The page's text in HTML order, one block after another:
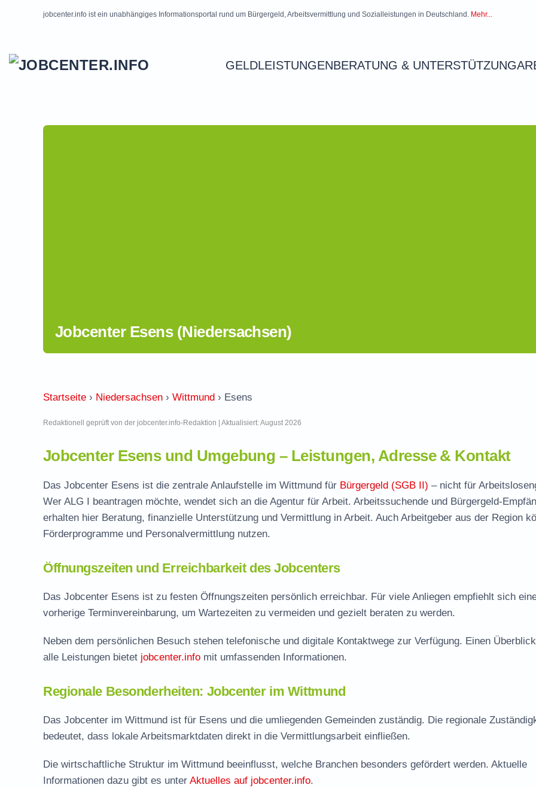
jobcenter.info ist ein unabhängiges Informationsportal rund um Bürgergeld, Arbeitsvermittlung und Sozialleistungen in Deutschland. Mehr...
GELDLEISTUNGENBERATUNG & UNTERSTÜTZUNG
Jobcenter Esens (Niedersachsen)
Startseite › Niedersachsen › Wittmund › Esens
Redaktionell geprüft von der jobcenter.info-Redaktion | Aktualisiert: August 2026
Jobcenter Esens und Umgebung – Leistungen, Adresse & Kontakt
Das Jobcenter Esens ist die zentrale Anlaufstelle im Wittmund für Bürgergeld (SGB II) – nicht für
Wer ALG I beantragen möchte, wendet sich an die Agentur für Arbeit. Arbeitssuchende und Bürgergeld-
erhalten hier Beratung, finanzielle Unterstützung und Vermittlung in Arbeit. Auch Arbeitgeber aus der Region
Förderprogramme und Personalvermittlung nutzen.
Öffnungszeiten und Erreichbarkeit des Jobcenters
Das Jobcenter Esens ist zu festen Öffnungszeiten persönlich erreichbar. Für viele Anliegen empfiehlt sich
vorherige Terminvereinbarung, um Wartezeiten zu vermeiden und gezielt beraten zu werden.
Neben dem persönlichen Besuch stehen telefonische und digitale Kontaktwege zur Verfügung. Einen
alle Leistungen bietet jobcenter.info mit umfassenden Informationen.
Regionale Besonderheiten: Jobcenter im Wittmund
Das Jobcenter im Wittmund ist für Esens und die umliegenden Gemeinden zuständig. Die regionale
bedeutet, dass lokale Arbeitsmarktdaten direkt in die Vermittlungsarbeit einfließen.
Die wirtschaftliche Struktur im Wittmund beeinflusst, welche Branchen besonders gefördert werden. Aktuelle
Informationen dazu gibt es unter Aktuelles auf jobcenter.info.